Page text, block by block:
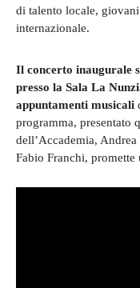
di talento locale,
internazionale.
Il concerto inaugurale
presso la Sala La
appuntamenti musicali
programma, presentato
dell’Accademia,
Fabio Franchi,